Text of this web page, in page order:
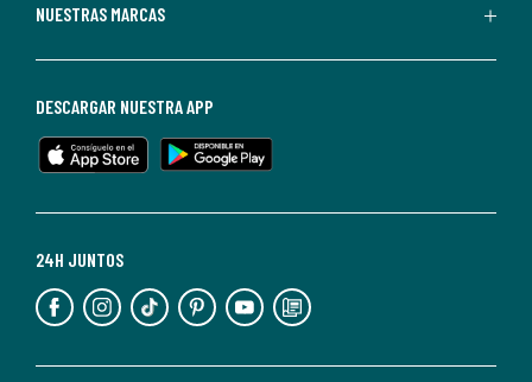
de
en
cualquier
Para
información,
puedes
NUESTRAS MARCAS
24H JUNTOS
DESCARGAR NUESTRA APP